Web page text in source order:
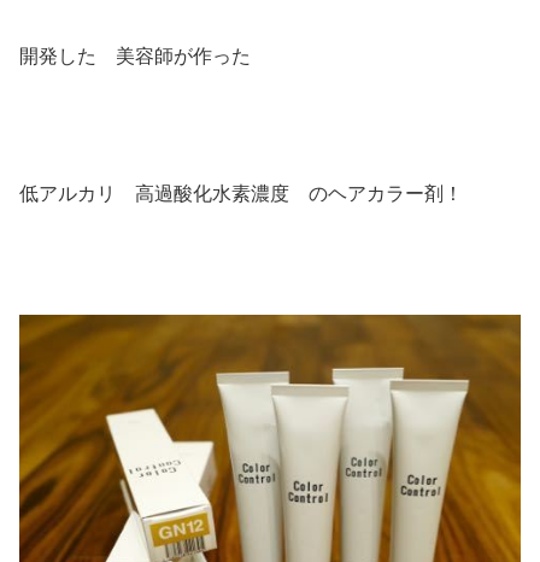
開発した 美容師が作った
低アルカリ 高過酸化水素濃度 のヘアカラー剤！